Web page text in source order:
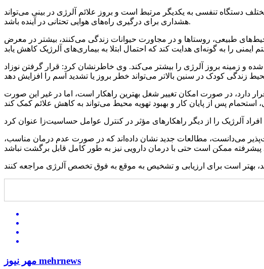
دستگاه تنفسی به یکدیگر مرتبط است و بروز علائم آلرژی در بینی می‌تواند
هشداری برای درگیری راه‌های هوایی تحتانی در آینده باشد.
طبیعی، روستاها و در مجاورت حیوانات زندگی می‌کنند، بیشتر در معرض
و زمینه بروز آلرژی را بیشتر می‌کند. وی خاطرنشان کرد: قرار گرفتن نوزاد
دارد، در صورت امکان تغییر شغل بهترین راهکار است، اما در غیر این صورت
می‌دانست، مطالعات جدید نشان داده‌اند که در صورت عدم درمان مناسب،
مهر نیوز mehrnews